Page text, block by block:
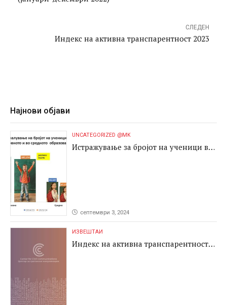
СЛЕДЕН
Индекс на активна транспарентност 2023
Најнови објави
UNCATEGORIZED @MK
Истражување за бројот на ученици во
септември 3, 2024
ИЗВЕШТАИ
Индекс на активна транспарентност